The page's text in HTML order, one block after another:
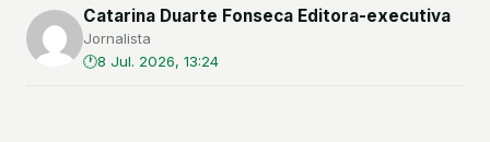
Catarina Duarte Fonseca Editora-executiva
Jornalista
8 Jul. 2026, 13:24